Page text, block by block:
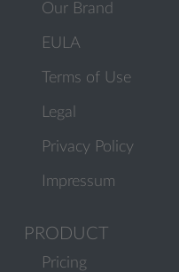
Our Brand
EULA
Terms of Use
Legal
Privacy Policy
Impressum
PRODUCT
Pricing